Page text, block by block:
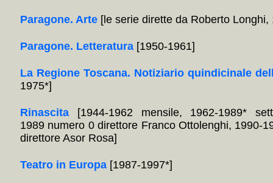
Paragone. Arte [le serie dirette da Roberto Longhi,
Paragone. Letteratura [1950-1961]
La Regione Toscana. Notiziario quindicinale
1975*]
Rinascita [1944-1962 mensile, 1962-1989*
1989 numero 0 direttore Franco Ottolenghi, 1990-
direttore Asor Rosa]
Teatro in Europa [1987-1997*]